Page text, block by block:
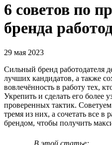
6 советов по
бренда
29 мая 2023
Сильный бренд работодателя
лучших кандидатов, а также
вовлечённость в работу тех,
Укрепить и сделать его более
проверенных тактик.
тремя из них, а сочетать все в
брендом, чтобы получить
В этой статье: